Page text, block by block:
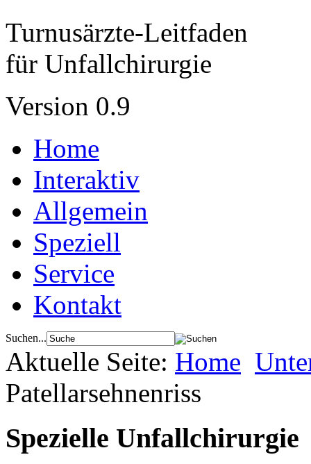
Turnusärzte-Leitfaden
für Unfallchirurgie
Version 0.9
Home
Interaktiv
Allgemein
Speziell
Service
Kontakt
Suchen...
Aktuelle Seite: Home
Patellarsehnenriss
Spezielle Unfallchirurgie